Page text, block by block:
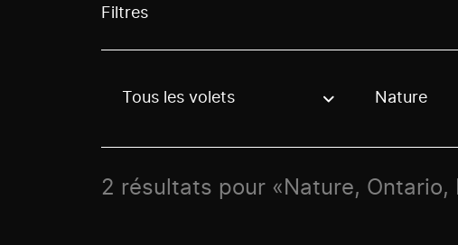
Filtres
Use these options to filter projects by topic,
Tous les volets Nature
2 résultats pour «Nature, Ontario,